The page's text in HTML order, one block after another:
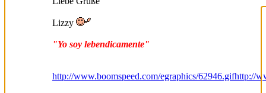
Lizzy
"Yo soy lebendicamente"
http://www.boomspeed.com/egraphics/62946.gifhttp://